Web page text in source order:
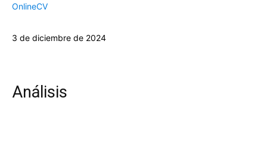
OnlineCV
3 de diciembre de 2024
Análisis